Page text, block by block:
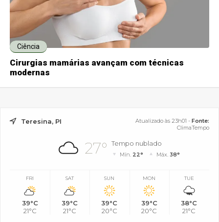
Ciência
Cirurgias mamárias avançam com técnicas
modernas
Teresina, PI Atualizado às 23h01 - Fonte:
ClimaTempo
27° Tempo nublado
Mín. 22° Máx. 38°
FRI
39°C
21°C
SAT
39°C
21°C
SUN
39°C
20°C
MON
39°C
20°C
TUE
38°C
21°C